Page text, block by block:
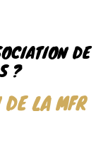
DE
?
LA MFR